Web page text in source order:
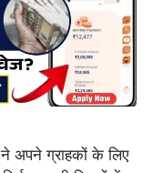
ग्राहकों के लिए